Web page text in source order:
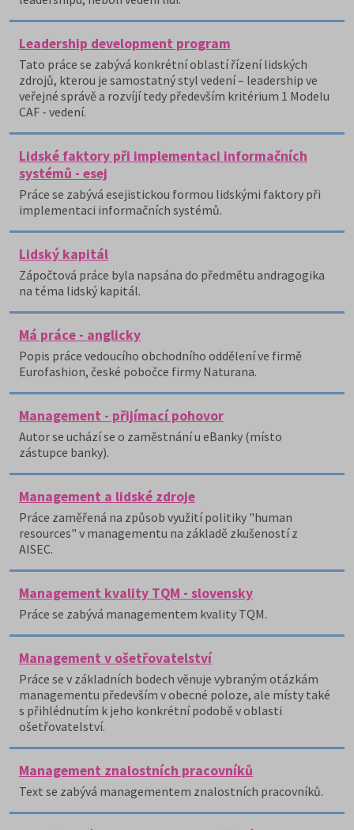
Leadership development program
Tato práce se zabývá konkrétní oblastí řízení lidských
zdrojů, kterou je samostatný styl vedení – leadership ve
veřejné správě a rozvíjí tedy především kritérium 1 Modelu
CAF - vedení.
Lidské faktory při implementaci informačních
systémů - esej
Práce se zabývá esejistickou formou lidskými faktory při
implementaci informačních systémů.
Lidský kapitál
Zápočtová práce byla napsána do předmětu andragogika
na téma lidský kapitál.
Má práce - anglicky
Popis práce vedoucího obchodního oddělení ve firmě
Eurofashion, české pobočce firmy Naturana.
Management - přijímací pohovor
Autor se uchází se o zaměstnání u eBanky (místo
zástupce banky).
Management a lidské zdroje
Práce zaměřená na způsob využití politiky "human
resources" v managementu na základě zkušeností z
AISEC.
Management kvality TQM - slovensky
Práce se zabývá managementem kvality TQM.
Management v ošetřovatelství
Práce se v základních bodech věnuje vybraným otázkám
managementu především v obecné poloze, ale místy také
s přihlédnutím k jeho konkrétní podobě v oblasti
ošetřovatelství.
Management znalostních pracovníků
Text se zabývá managementem znalostních pracovníků.